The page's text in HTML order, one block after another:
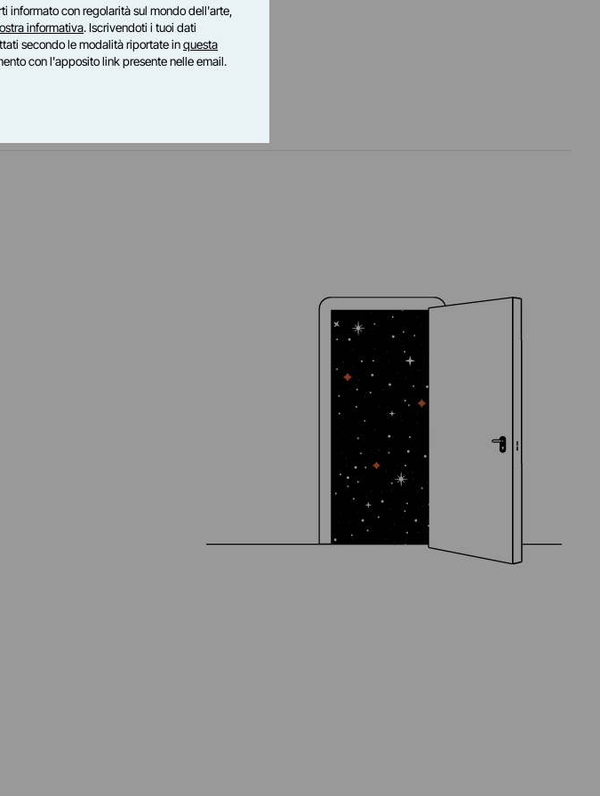
presso la spiaggia
informato con regolarità sul mondo dell'arte,
informativa. Iscrivendoti i tuoi dati
secondo le modalità riportate inquesta
con l'apposito link presente nelle email.